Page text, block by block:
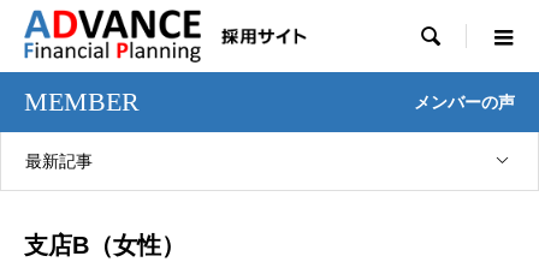

MEMBER メンバーの声
最新記事
支店B（女性）